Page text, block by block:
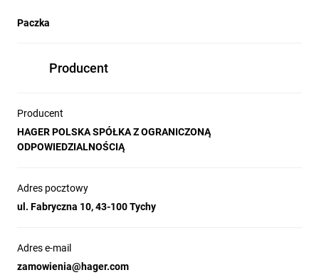
Paczka
Producent
Producent
HAGER POLSKA SPÓŁKA Z OGRANICZONĄ
ODPOWIEDZIALNOŚCIĄ
Adres pocztowy
ul. Fabryczna 10, 43-100 Tychy
Adres e-mail
zamowienia@hager.com